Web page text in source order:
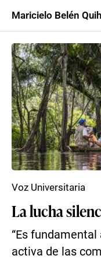
Maricielo Belén
La lucha
“Es
activa de las
Voz Universitaria